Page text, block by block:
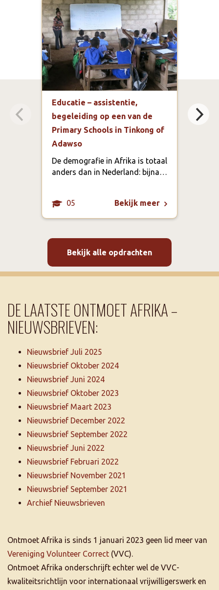
Educatie – assistentie,
begeleiding op een van de
Primary Schools in Tinkong of
Adawso
De demografie in Afrika is totaal
anders dan in Nederland: bijna…
05 Bekijk meer
Bekijk alle opdrachten
DE LAATSTE ONTMOET AFRIKA –
NIEUWSBRIEVEN:
Nieuwsbrief Juli 2025
Nieuwsbrief Oktober 2024
Nieuwsbrief Juni 2024
Nieuwsbrief Oktober 2023
Nieuwsbrief Maart 2023
Nieuwsbrief December 2022
Nieuwsbrief September 2022
Nieuwsbrief Juni 2022
Nieuwsbrief Februari 2022
Nieuwsbrief November 2021
Nieuwsbrief September 2021
Archief Nieuwsbrieven
Ontmoet Afrika is sinds 1 januari 2023 geen lid meer van
Vereniging Volunteer Correct (VVC).
Ontmoet Afrika onderschrijft echter wel de VVC-
kwaliteitsrichtlijn voor internationaal vrijwilligerswerk en